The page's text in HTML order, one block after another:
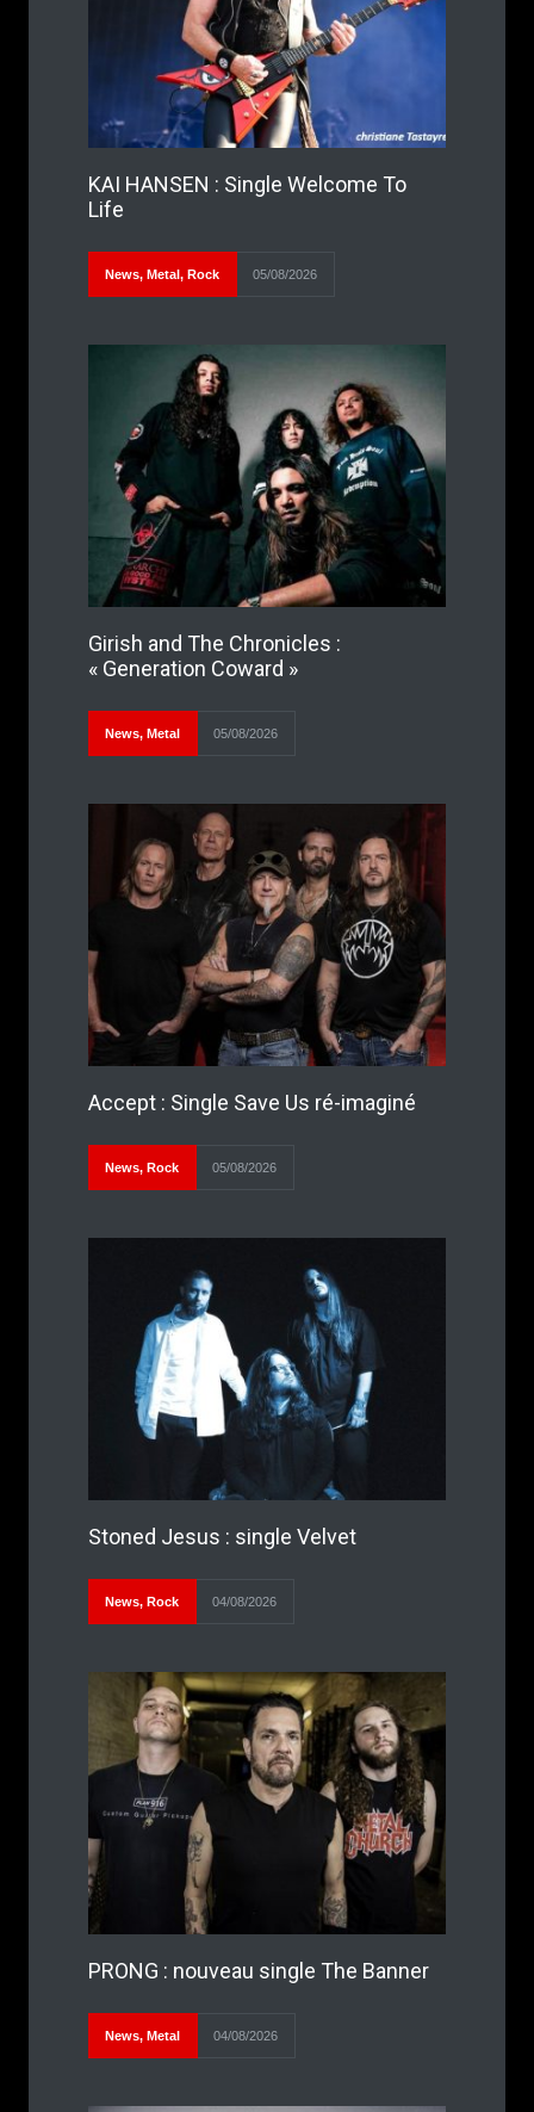
KAI HANSEN : Single Welcome To
Life
News, Metal, Rock 05/08/2026
Girish and The Chronicles :
« Generation Coward »
News, Metal 05/08/2026
Accept : Single Save Us ré-imaginé
News, Rock 05/08/2026
Stoned Jesus : single Velvet
News, Rock 04/08/2026
PRONG : nouveau single The Banner
News, Metal 04/08/2026